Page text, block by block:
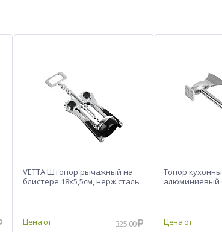
VETTA Штопор рычажный на
блистере 18х5,5см, нерж.сталь
Цена от 325.00
Топор
алюминиевый
Цена от